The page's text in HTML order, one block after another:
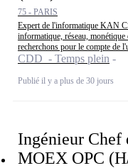
75 - PARIS
Expert de l'informatique KAN
informatique, réseau,
recherchons pour le compte de
CDD - Temps plein
Publié il y a plus de 30 jours
Ingénieur
MOEX OPC